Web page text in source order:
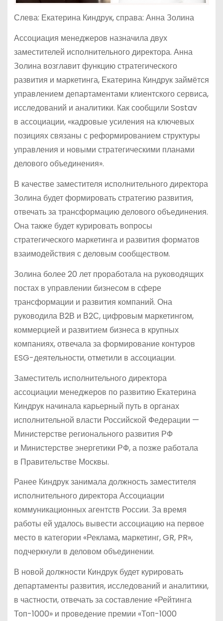
Слева: Екатерина Киндрук, справа: Анна Золина
Ассоциация менеджеров назначила двух
заместителей исполнительного директора. Анна
Золина возглавит функцию стратегического
развития и маркетинга, Екатерина Киндрук займётся
управлением департаментами клиентского сервиса,
исследований и аналитики. Как сообщили Sostav
в ассоциации, «кадровые усиления на ключевых
позициях связаны с реформированием структуры
управления и новыми стратегическими планами
делового объединения».
В качестве заместителя исполнительного директора
Золина будет формировать стратегию развития,
отвечать за трансформацию делового объединения.
Она также будет курировать вопросы
стратегического маркетинга и развития форматов
взаимодействия с деловым сообществом.
Золина более 20 лет проработала на руководящих
постах в управлении бизнесом в сфере
трансформации и развития компаний. Она
руководила В2В и В2С, цифровым маркетингом,
коммерцией и развитием бизнеса в крупных
компаниях, отвечала за формирование контуров
ESG-деятельности, отметили в ассоциации.
Заместитель исполнительного директора
ассоциации менеджеров по развитию Екатерина
Киндрук начинала карьерный путь в органах
исполнительной власти Российской Федерации —
Министерстве регионального развития РФ
и Министерстве энергетики РФ, а позже работала
в Правительстве Москвы.
Ранее Киндрук занимала должность заместителя
исполнительного директора Ассоциации
коммуникационных агентств России. За время
работы ей удалось вывести ассоциацию на первое
место в категории «Реклама, маркетинг, GR, PR»,
подчеркнули в деловом объединении.
В новой должности Киндрук будет курировать
департаменты развития, исследований и аналитики,
в частности, отвечать за составление «Рейтинга
Топ-1000» и проведение премии «Топ-1000